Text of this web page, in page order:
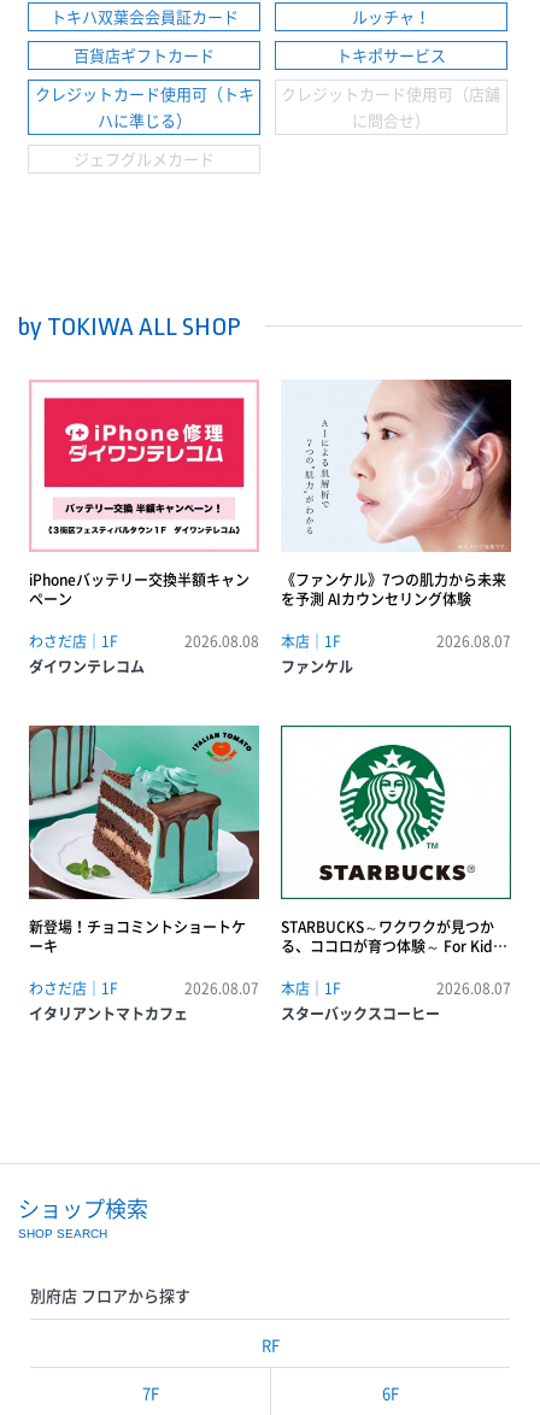
トキハ双葉会会員証カード
ルッチャ！
百貨店ギフトカード
トキポサービス
クレジットカード使用可（トキ
ハに準じる）
クレジットカード使用可（店舗
に問合せ）
ジェフグルメカード
by TOKIWA ALL SHOP
iPhoneバッテリー交換半額キャン
ペーン
わさだ店｜1F
2026.08.08
ダイワンテレコム
《ファンケル》7つの肌力から未来
を予測 AIカウンセリング体験
本店｜1F
2026.08.07
ファンケル
新登場！チョコミントショートケ
ーキ
わさだ店｜1F
2026.08.07
イタリアントマトカフェ
STARBUCKS～ワクワクが見つか
る、ココロが育つ体験～ For Kids
究〜コーヒーの未来、環境勉強会
~】
本店｜1F
2026.08.07
スターバックスコーヒー
ショップ検索
SHOP SEARCH
別府店 フロアから探す
RF
7F 6F